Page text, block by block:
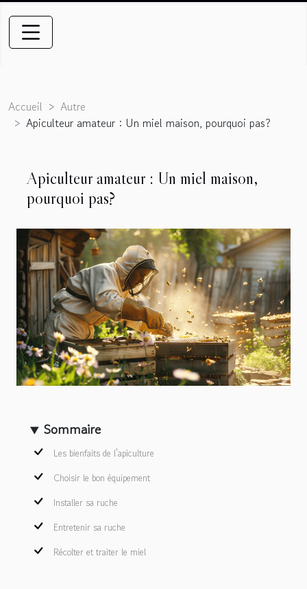
Accueil
Autre
Apiculteur amateur : Un miel maison, pourquoi pas?
Apiculteur amateur : Un miel maison,
pourquoi pas?
Sommaire
Les bienfaits de l'apiculture
Choisir le bon équipement
Installer sa ruche
Entretenir sa ruche
Récolter et traiter le miel